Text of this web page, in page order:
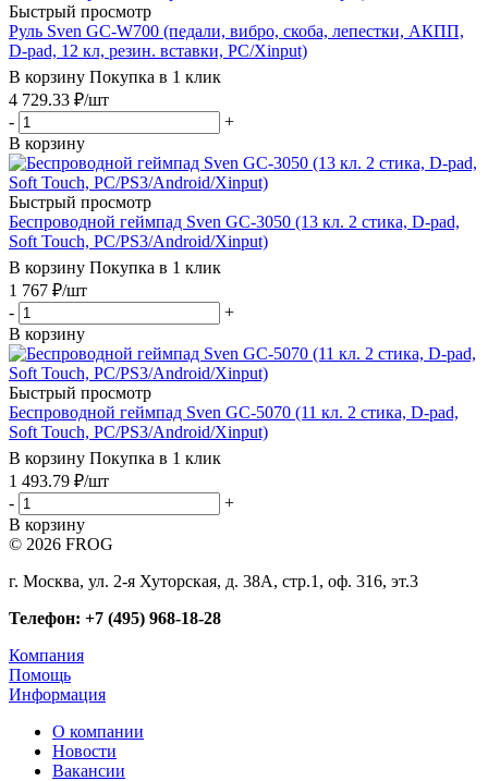
Быстрый просмотр
Руль Sven GC-W700 (педали, вибро, скоба, лепестки, АКПП,
D-pad, 12 кл, резин. вставки, PC/Xinput)
В корзину Покупка в 1 клик
4 729.33 ₽/шт
-
+
В корзину
Быстрый просмотр
Беспроводной геймпад Sven GC-3050 (13 кл. 2 стика, D-pad,
Soft Touch, PC/PS3/Android/Xinput)
В корзину Покупка в 1 клик
1 767 ₽/шт
-
+
В корзину
Быстрый просмотр
Беспроводной геймпад Sven GC-5070 (11 кл. 2 стика, D-pad,
Soft Touch, PC/PS3/Android/Xinput)
В корзину Покупка в 1 клик
1 493.79 ₽/шт
-
+
В корзину
© 2026 FROG
г. Москва, ул. 2-я Хуторская, д. 38А, стр.1, оф. 316, эт.3
Телефон: +7 (495) 968-18-28
Компания
Помощь
Информация
О компании
Новости
Вакансии